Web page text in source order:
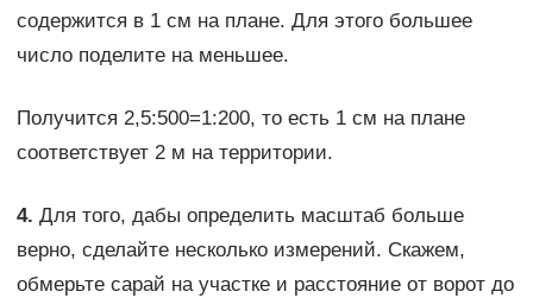
содержится в 1 см на плане. Для этого большее
число поделите на меньшее.
Получится 2,5:500=1:200, то есть 1 см на плане
соответствует 2 м на территории.
4. Для того, дабы определить масштаб больше
верно, сделайте несколько измерений. Скажем,
обмерьте сарай на участке и расстояние от ворот до